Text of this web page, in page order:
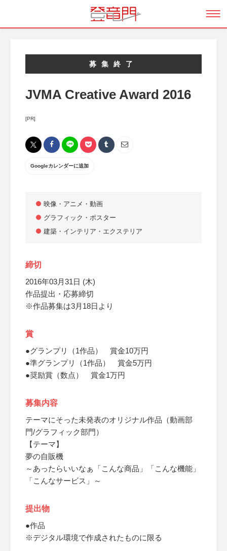
募集終了
JVMA Creative Award 2016
[PR]
Googleカレンダーに追加
映像・アニメ・動画
グラフィック・ポスター
建築・インテリア・エクステリア
締切
2016年03月31日 (木)
作品提出・応募締切
※作品募集は3月18日より
賞
●グランプリ（1作品） 賞金10万円
●準グランプリ（1作品） 賞金5万円
●奨励賞（数点） 賞金1万円
募集内容
テーマにそった未発表のオリジナル作品（動画部
門/グラフィック部門）
【テーマ】
夢の自販機
～あったらいいなぁ「こんな商品」「こんな機能」
「こんなサービス」～
提出物
●作品
※デジタル環境で作成されたものに限る